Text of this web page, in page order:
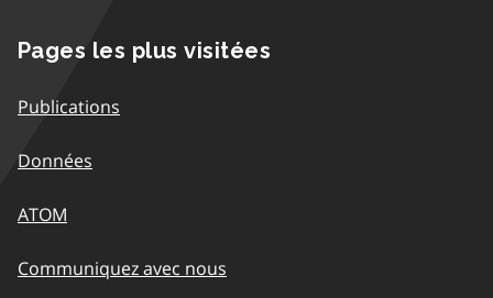
Pages les plus visitées
Publications
Données
ATOM
Communiquez avec nous